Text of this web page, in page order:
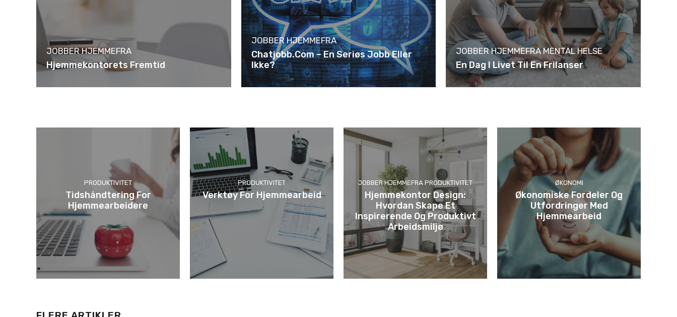
JOBBER HJEMMEFRA
Hjemmekontorets Fremtid
JOBBER HJEMMEFRA
Chatjobb.com – En Seriøs Jobb Eller
Ikke?
JOBBER HJEMMEFRA MENTAL HELSE
En Dag I Livet Til En Frilanser
PRODUKTIVITET
Tidshåndtering For
Hjemmearbeidere
PRODUKTIVITET
Verktøy For Hjemmearbeid
JOBBER HJEMMEFRA PRODUKTIVITET
Hjemmekontor Design:
Hvordan Skape Et
Inspirerende Og Produktivt
Arbeidsmiljø
ØKONOMI
Økonomiske Fordeler Og
Utfordringer Med
Hjemmearbeid